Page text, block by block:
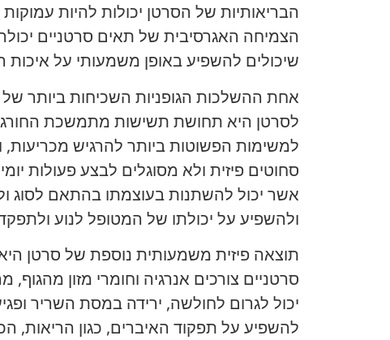
הבריאותיות של הסרטן יכולות להיות
הצמיחה האגרסיבית של תאים סרטניים יכולה
שיכולים להשפיע באופן משמעותי על
אחת ההשלכות הגופניות השכיחות ביותר של
לסרטן היא תחושת תשישות מתמשכת החורגת
למשימות הפשוטות ביותר להרגיש
סחוטים פיזית ולא מסוגלים לבצע פעולות
אשר יכול להשתנות בעוצמתו בהתאם לסוג
ולהשפיע על יכולתו של המטופל לנוע
תוצאה פיזית משמעותית נוספת של סרטן
סרטניים צורכים אנרגיה וחומרי מזון
יכול לגרום לחולשה, ירידה במסת השריר
להשפיע על תפקוד האיברים, כגון הריאות,